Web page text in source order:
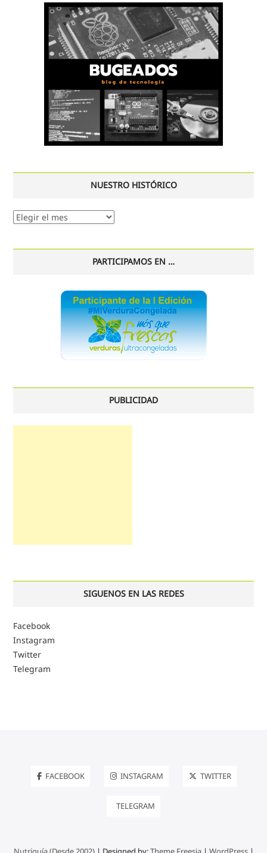
NUESTRO HISTÓRICO
Nuestro
PARTICIPAMOS EN …
PUBLICIDAD
SIGUENOS EN LAS REDES
Facebook
Instagram
Twitter
Telegram
FACEBOOK INSTAGRAM TWITTER
TELEGRAM